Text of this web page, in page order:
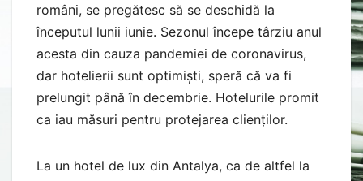
români, se pregătesc să se deschidă la
începutul lunii iunie. Sezonul începe târziu anul
acesta din cauza pandemiei de coronavirus,
dar hotelierii sunt optimiști, speră că va fi
prelungit până în decembrie. Hotelurile promit
ca iau măsuri pentru protejarea clienților.
La un hotel de lux din Antalya, ca de altfel la